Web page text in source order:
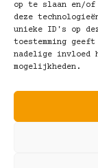
op te slaan en/of
deze
unieke ID's op
toestemming
nadelige invloed
mogelijkheden.
Volg Ons!